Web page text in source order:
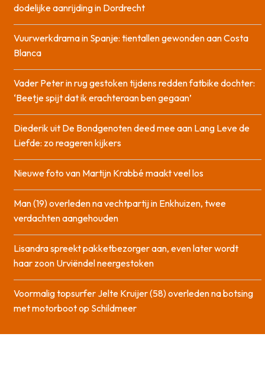
dodelijke aanrijding in Dordrecht
Vuurwerkdrama in Spanje: tientallen gewonden aan Costa
Blanca
Vader Peter in rug gestoken tijdens redden fatbike dochter:
‘Beetje spijt dat ik erachteraan ben gegaan’
Diederik uit De Bondgenoten deed mee aan Lang Leve de
Liefde: zo reageren kijkers
Nieuwe foto van Martijn Krabbé maakt veel los
Man (19) overleden na vechtpartij in Enkhuizen, twee
verdachten aangehouden
Lisandra spreekt pakketbezorger aan, even later wordt
haar zoon Urviëndel neergestoken
Voormalig topsurfer Jelte Kruijer (58) overleden na botsing
met motorboot op Schildmeer